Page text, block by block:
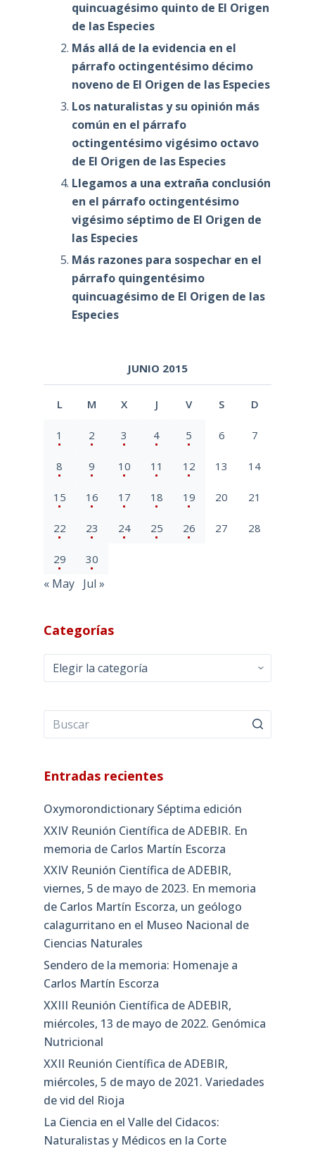
quincuagésimo quinto de El Origen
de las Especies
Más allá de la evidencia en el
párrafo octingentésimo décimo
noveno de El Origen de las Especies
Los naturalistas y su opinión más
común en el párrafo
octingentésimo vigésimo octavo
de El Origen de las Especies
Llegamos a una extraña conclusión
en el párrafo octingentésimo
vigésimo séptimo de El Origen de
las Especies
Más razones para sospechar en el
párrafo quingentésimo
quincuagésimo de El Origen de las
Especies
JUNIO 2015
L M X J V S D
1 2 3 4 5 6 7
8 9 10 11 12 13 14
15 16 17 18 19 20 21
22 23 24 25 26 27 28
29 30
« May Jul »
Categorías
Categorías
Entradas recientes
Oxymorondictionary Séptima edición
XXIV Reunión Científica de ADEBIR. En
memoria de Carlos Martín Escorza
XXIV Reunión Científica de ADEBIR,
viernes, 5 de mayo de 2023. En memoria
de Carlos Martín Escorza, un geólogo
calagurritano en el Museo Nacional de
Ciencias Naturales
Sendero de la memoria: Homenaje a
Carlos Martín Escorza
XXIII Reunión Científica de ADEBIR,
miércoles, 13 de mayo de 2022. Genómica
Nutricional
XXII Reunión Científica de ADEBIR,
miércoles, 5 de mayo de 2021. Variedades
de vid del Rioja
La Ciencia en el Valle del Cidacos:
Naturalistas y Médicos en la Corte